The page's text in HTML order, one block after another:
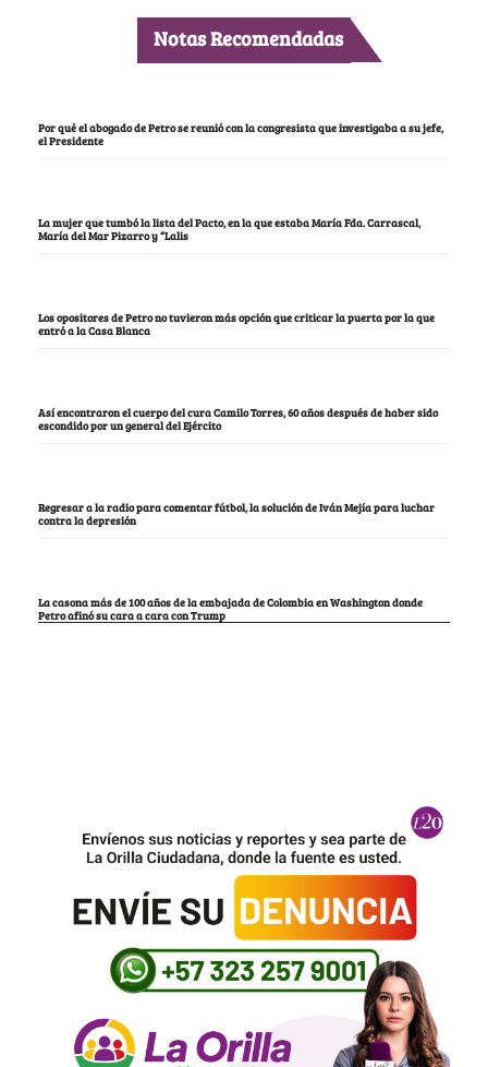
Notas Recomendadas
Por qué el abogado de Petro se reunió con la congresista que investigaba a su jefe,
el Presidente
La mujer que tumbó la lista del Pacto, en la que estaba María Fda. Carrascal,
María del Mar Pizarro y “Lalis
Los opositores de Petro no tuvieron más opción que criticar la puerta por la que
entró a la Casa Blanca
Así encontraron el cuerpo del cura Camilo Torres, 60 años después de haber sido
escondido por un general del Ejército
Regresar a la radio para comentar fútbol, la solución de Iván Mejía para luchar
contra la depresión
La casona más de 100 años de la embajada de Colombia en Washington donde
Petro afinó su cara a cara con Trump